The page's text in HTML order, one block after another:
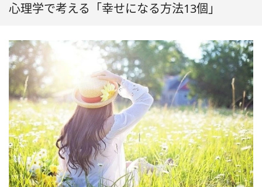
心理学で考える「幸せになる方法13個」